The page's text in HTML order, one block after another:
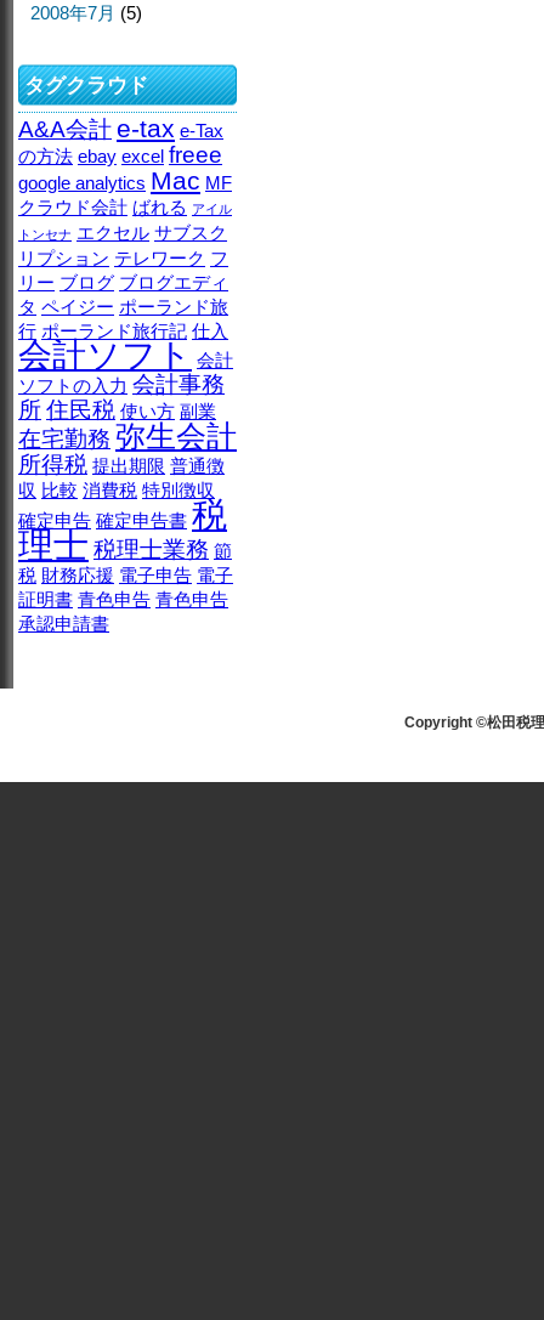
2008年7月 (5)
タグクラウド
A&A会計e-tax e-Tax
の方法 ebay excel freee
google analytics Mac MF
クラウド会計 ばれる アイル
トンセナ エクセル サブスク
リプション テレワーク フ
リー ブログ ブログエディ
タ ペイジー ポーランド旅
行 ポーランド旅行記 仕入
会計ソフト
会計
ソフトの入力 会計事務
所住民税 使い方 副業
在宅勤務 弥生会計
所得税 提出期限 普通徴
収 比較 消費税 特別徴収
確定申告 確定申告書 税
理士 税理士業務 節
税 財務応援 電子申告 電子
証明書 青色申告 青色申告
承認申請書
Copyright ©松田税